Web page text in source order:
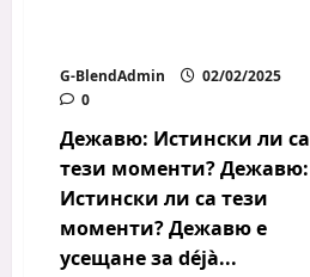
G-BlendAdmin
02/02/2025
0
Дежавю: Истински ли са
тези моменти? Дежавю:
Истински ли са тези
моменти? Дежавю е
усещане за déjà...